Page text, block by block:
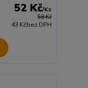
58 Kč
52 Kč/Ks
43 Kčbez DPH